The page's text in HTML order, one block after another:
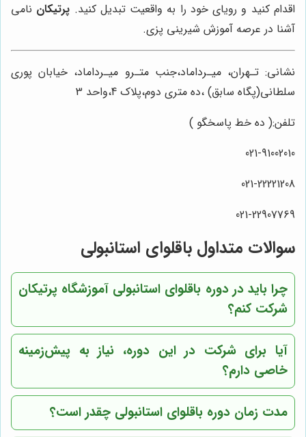
اقدام کنید و رویای خود را به واقعیت تبدیل کنید. پرتیکان نامی
آشنا در عرصه آموزش شیرینی پزی.
نشانی: تـهران، میـرداماد،جنب متـرو میـرداماد، خیابان پوری
سلطانی(پگاه سابق) ،ده متری دوم،پلاک 4،واحد 3
تلفن:( ده خط پاسخگو )
021-91002010
021-22221208
021-22907769
سوالات متداول باقلوای استانبولی
چرا باید در دوره باقلوای استانبولی آموزشگاه پرتیکان
شرکت کنم؟
آیا برای شرکت در این دوره، نیاز به پیش‌زمینه
خاصی دارم؟
مدت زمان دوره باقلوای استانبولی چقدر است؟